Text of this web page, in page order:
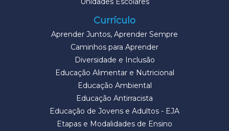
Currículo
Aprender Juntos, Aprender Sempre
Caminhos para Aprender
Diversidade e Inclusão
Educação Alimentar e Nutricional
Educação Ambiental
Educação Antirracista
Educação de Jovens e Adultos - EJA
Etapas e Modalidades de Ensino